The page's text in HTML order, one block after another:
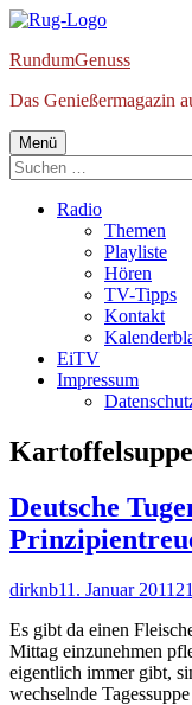
Springe
Inhalt
RundumGenuss
Das Genießermagazin
Primäres
Menü
Menü
Suchen
nach:
Radio
Themen
Playliste
Hören
TV-Tipps
Kontakt
EiTV
Impressum
Schlagwort:
Kartoffelsuppe
Deutsche
Autor
dirknbVeröffentlicht
11. Januar 2011
Es gibt da einen
Mittag einzunehmen
eigentlich immer gibt,
wechselnde